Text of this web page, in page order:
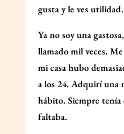
gusta y le ves utilidad.
Ya no soy una
llamado mil veces.
mi casa hubo
a los 24. Adquirí una
hábito. Siempre
faltaba.